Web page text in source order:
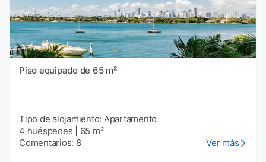
Piso equipado de 65 m²
Tipo de alojamiento: Apartamento
4 huéspedes
65 m²
Comentarios: 8
Ver más